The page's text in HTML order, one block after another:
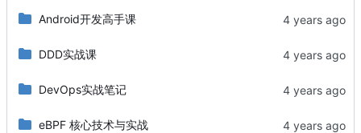
Android开发高手课
DDD实战课
DevOps实战笔记
eBPF 核心技术与实战